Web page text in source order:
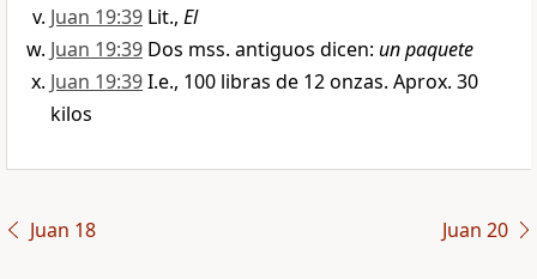
Juan 19:39 Lit., El
Juan 19:39 Dos mss. antiguos dicen: un paquete
Juan 19:39I.e., 100 libras de 12 onzas. Aprox. 30
kilos
Juan 18 Juan 20